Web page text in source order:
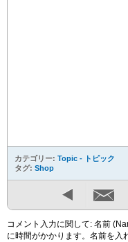
カテゴリー: Topic - トピック
タグ: Shop
コメント入力に関して: 名前
に時間がかかります。名前を入